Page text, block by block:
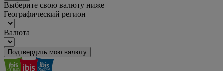
Выберите свою валюту ниже
Географический регион
Валюта
Подтвердить мою валюту